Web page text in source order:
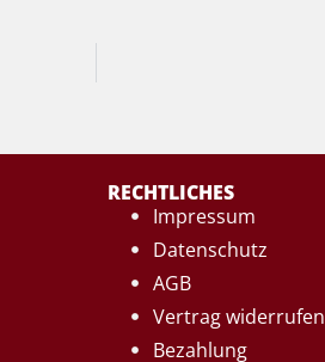
RECHTLICHES
Impressum
Datenschutz
AGB
Vertrag widerrufen
Bezahlung